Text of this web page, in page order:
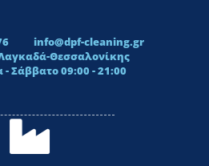
info@dpf-cleaning.gr
Θεσσαλονίκης
- Σάββατο 09:00 - 21:00